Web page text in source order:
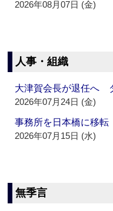
2026年08月07日 (金)
人事・組織
大津賀会長が退任へ
2026年07月24日 (金)
事務所を日本橋に移
2026年07月15日 (水)
無季言